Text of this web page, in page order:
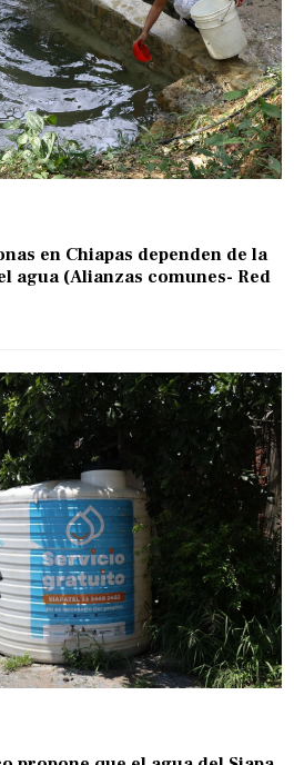
en Chiapas dependen de la
agua (Alianzas comunes- Red